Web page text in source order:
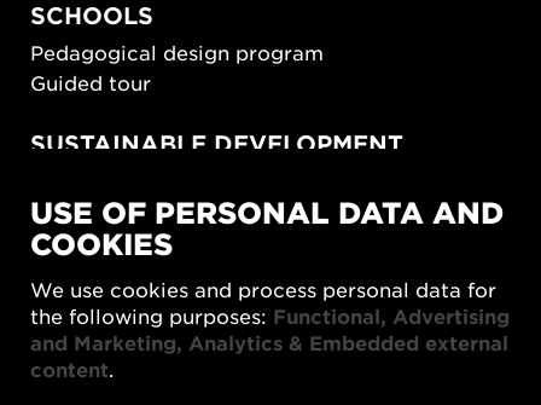
SCHOOLS
Pedagogical design program
Guided tour
SUSTAINABLE DEVELOPMENT
SUSTAINORDIC
Share Future Living
What Matter_s
USE OF PERSONAL DATA AND
COOKIES
We use cookies and process personal data for
the following purposes: Functional, Advertising
and Marketing, Analytics & Embedded external
content.